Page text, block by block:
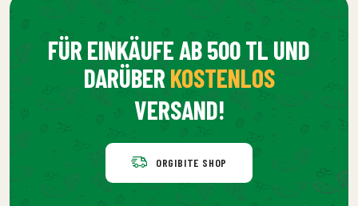
FÜR EINKÄUFE AB 500 TL UND
DARÜBERKOSTENLOS
VERSAND!
ORGIBITE SHOP